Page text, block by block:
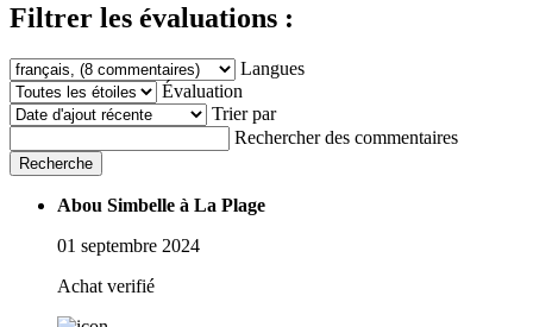
Filtrer les évaluations :
Langues
Évaluation
Trier par
Rechercher des commentaires
Recherche
Abou Simbelle à La Plage
01 septembre 2024
Achat verifié